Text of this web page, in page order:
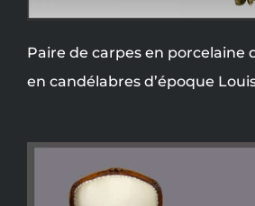
Paire de carpes en porcelaine
en candélabres d’époque